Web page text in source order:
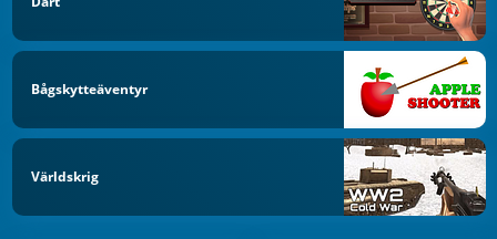
Bågskytteäventyr
Världskrig